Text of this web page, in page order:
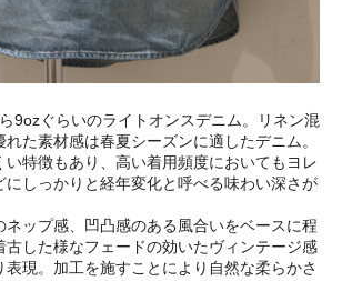
9ozぐらいのライトオンスデニム。リネン混
た素材感は春夏シーズンに適したデニム。
い特徴もあり、高い着用頻度においてもヨレ
にしっかりと経年変化と呼べる味わい深さが
ネップ感、凹凸感のある風合いをベースに程
古した様なフェードの効いたヴィンテージ感
現。加工を施すことにより自然な柔らかさ